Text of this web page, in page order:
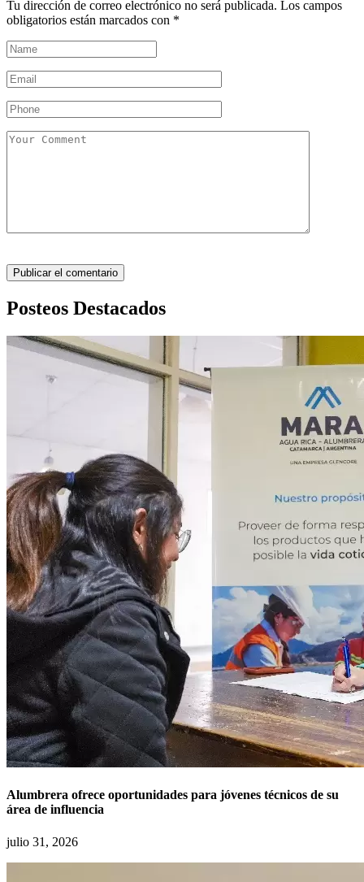
Tu dirección de correo electrónico no será publicada. Los campos
obligatorios están marcados con *
Posteos Destacados
Alumbrera ofrece oportunidades para jóvenes técnicos de su
área de influencia
julio 31, 2026